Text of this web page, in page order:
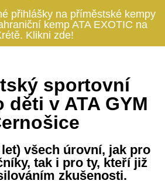
přihlášky na příměstské kempy
kemp ATA EXOTIC na
Klikni zde!
sportovní
děti v ATA GYM
všech úrovní, jak pro
tak i pro ty, kteří již
zkušenosti.